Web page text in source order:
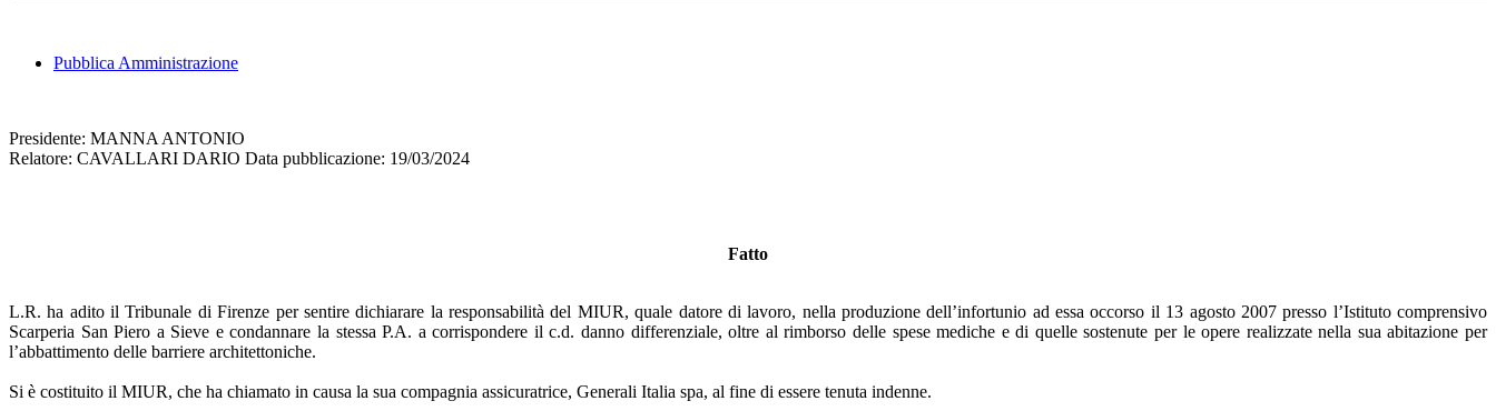
Pubblica Amministrazione
Presidente: MANNA ANTONIO
Relatore: CAVALLARI DARIO Data pubblicazione: 19/03/2024
Fatto
L.R. ha adito il Tribunale di Firenze per sentire dichiarare la responsabilità del MIUR, quale datore di lavoro, nella produzione dell’infortunio ad essa occorso il 13 agosto 2007 presso l’Istituto comprensivo
Scarperia San Piero a Sieve e condannare la stessa P.A. a corrispondere il c.d. danno differenziale, oltre al rimborso delle spese mediche e di quelle sostenute per le opere realizzate nella sua abitazione per
l’abbattimento delle barriere architettoniche.
Si è costituito il MIUR, che ha chiamato in causa la sua compagnia assicuratrice, Generali Italia spa, al fine di essere tenuta indenne.